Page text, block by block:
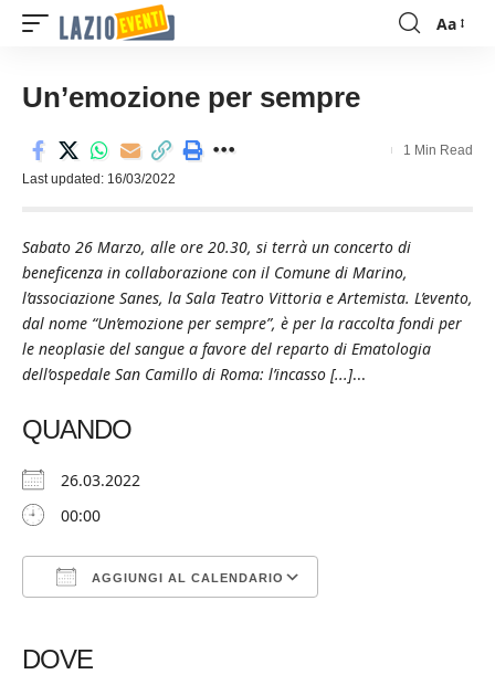
Font
Aa
Un’emozione per sempre
Last updated: 16/03/2022
1 Min Read
Sabato 26 Marzo, alle ore 20.30, si terrà un concerto di
beneficenza in collaborazione con il Comune di Marino,
l’associazione Sanes, la Sala Teatro Vittoria e Artemista. L’evento,
dal nome “Un’emozione per sempre”, è per la raccolta fondi per
le neoplasie del sangue a favore del reparto di Ematologia
dell’ospedale San Camillo di Roma: l’incasso [...]...
QUANDO
26.03.2022
00:00
AGGIUNGI AL CALENDARIO
DOVE